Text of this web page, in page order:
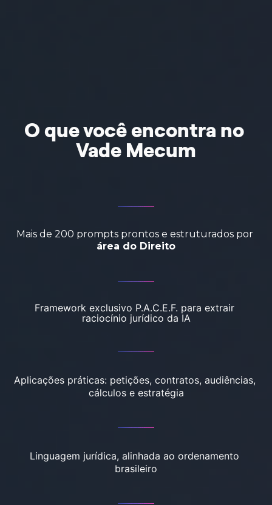
O que você encontra no
Vade Mecum
área do Direito
Framework exclusivo P.A.C.E.F. para extrair
raciocínio jurídico da IA
Aplicações práticas: petições, contratos, audiências,
cálculos e estratégia
Linguagem jurídica, alinhada ao ordenamento
brasileiro